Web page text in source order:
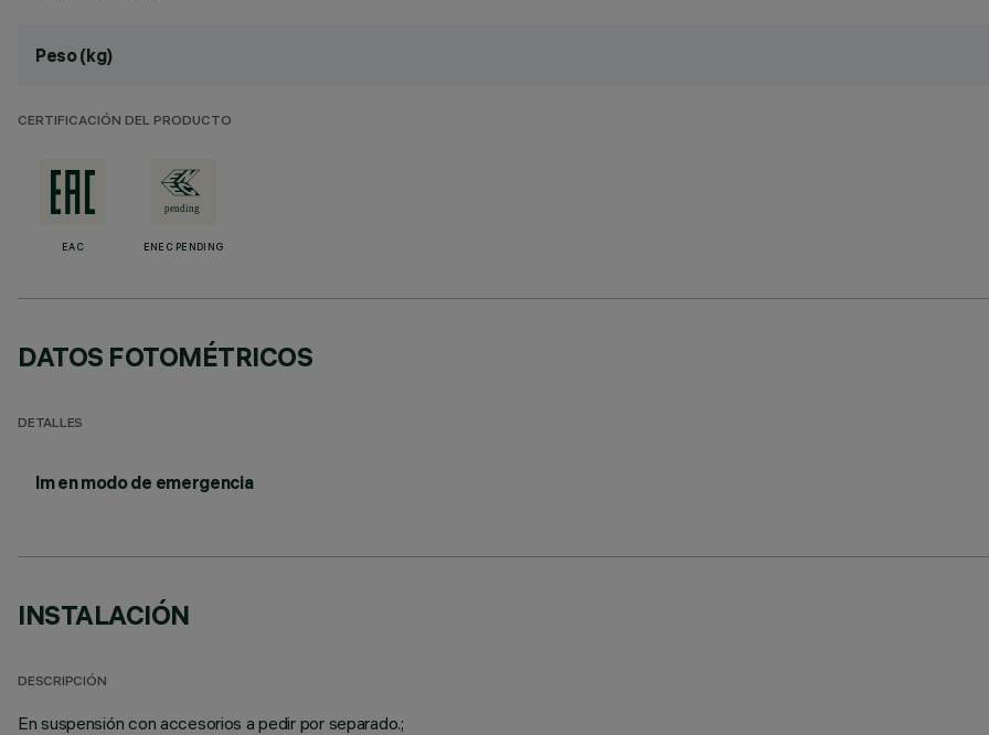
Peso (kg)
CERTIFICACIÓN DEL PRODUCTO
EAC ENEC PENDING
DATOS FOTOMÉTRICOS
DETALLES
lm en modo de emergencia
INSTALACIÓN
DESCRIPCIÓN
En suspensión con accesorios a pedir por separado.;